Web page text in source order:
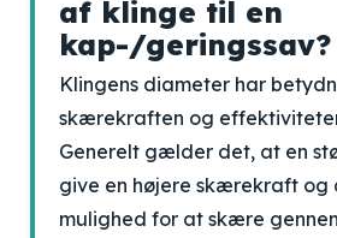
af klinge til en
kap-/geringssav?
Klingens diameter har
skærekraften og
Generelt gælder det, at en
give en højere skærekraft og
mulighed for at skære